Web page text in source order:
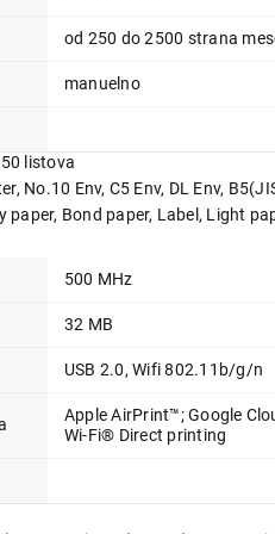
od 250 do 2500 strana
manuelno
listova
No.10 Env, C5 Env, DL Env,
paper, Bond paper, Label, Light
500 MHz
32 MB
USB 2.0, Wifi 802.11b/g/n
Apple AirPrint™; Google
Wi-Fi® Direct printing
HP